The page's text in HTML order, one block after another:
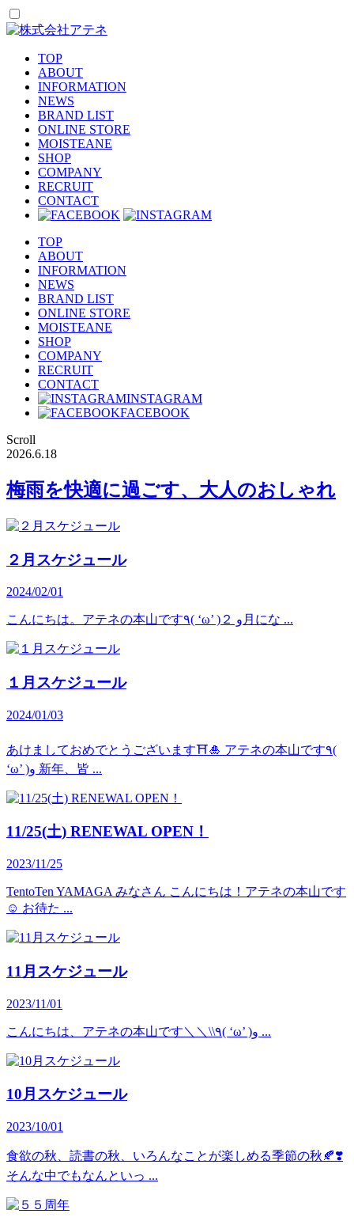
TOP
ABOUT
INFORMATION
NEWS
BRAND LIST
ONLINE STORE
MOISTEANE
SHOP
COMPANY
RECRUIT
CONTACT
TOP
ABOUT
INFORMATION
NEWS
BRAND LIST
ONLINE STORE
MOISTEANE
SHOP
COMPANY
RECRUIT
CONTACT
INSTAGRAM
FACEBOOK
Scroll
2026.6.18
梅雨を快適に過ごす、大人のおしゃれ
２月スケジュール
2024/02/01
こんにちは。アテネの本山です٩( ‘ω’ )و ２月にな ...
１月スケジュール
2024/01/03
あけましておめでとうございます⛩🎍 アテネの本山です٩(
‘ω’ )و 新年、皆 ...
11/25(土) RENEWAL OPEN！
2023/11/25
TentoTen YAMAGA みなさん こんにちは！アテネの本山です
☺ お待た ...
11月スケジュール
2023/11/01
こんにちは、アテネの本山です＼＼\\٩( ‘ω’ )و ...
10月スケジュール
2023/10/01
食欲の秋、読書の秋、いろんなことが楽しめる季節の秋🍂❣️
そんな中でもなんといっ ...